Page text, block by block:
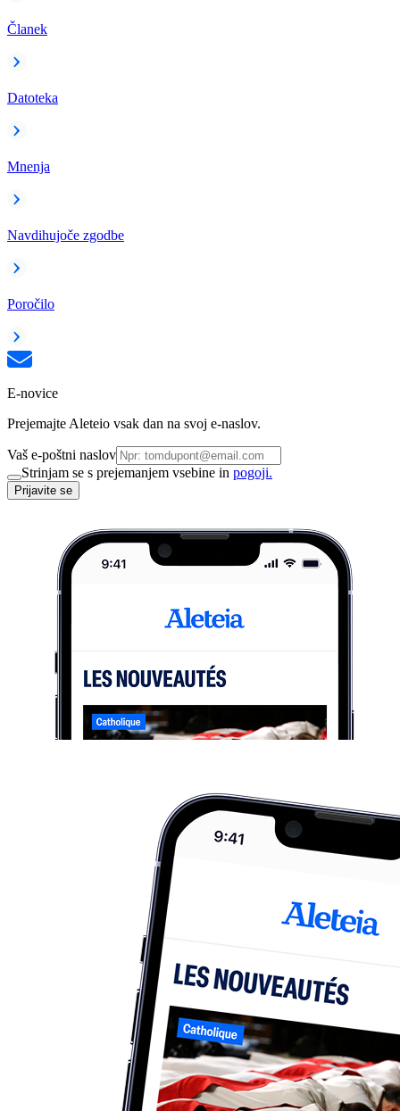
Članek
Datoteka
Mnenja
Navdihujoče zgodbe
Poročilo
E-novice
Prejemajte Aleteio vsak dan na svoj e-naslov.
Vaš e-poštni naslov
Strinjam se s prejemanjem vsebine in pogoji.
Prijavite se